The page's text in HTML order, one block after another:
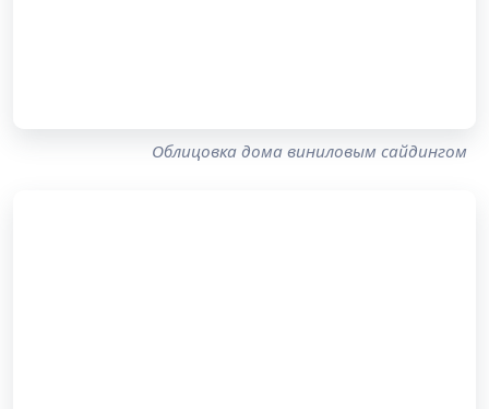
Облицовка дома виниловым сайдингом